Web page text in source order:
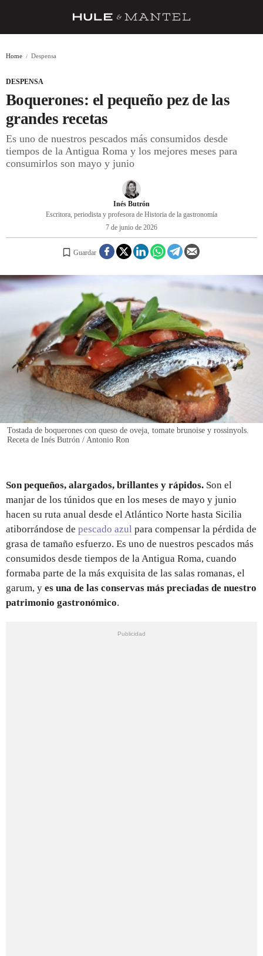
BARRAS Y ESTRELLAS
DÓNDE COMER
ÍDOLOS DE MESAS
REGISTRO
INICIAR SESIÓN
Home Despensa
DESPENSA
Boquerones: el pequeño pez de las
grandes recetas
Es uno de nuestros pescados más consumidos desde
tiempos de la Antigua Roma y los mejores meses para
consumirlos son mayo y junio
Inés Butrón
Escritora, periodista y profesora de Historia de la gastronomía
7 de junio de 2026
Guardar
Tostada de boquerones con queso de oveja, tomate brunoise y rossinyols.
Receta de Inés Butrón / Antonio Ron
Son pequeños, alargados, brillantes y rápidos. Son el
manjar de los túnidos que en los meses de mayo y junio
hacen su ruta anual desde el Atlántico Norte hasta Sicilia
atiborrándose de pescado azul para compensar la pérdida de
grasa de tamaño esfuerzo. Es uno de nuestros pescados más
consumidos desde tiempos de la Antigua Roma, cuando
formaba parte de la más exquisita de las salas romanas, el
garum, y es una de las conservas más preciadas de nuestro
patrimonio gastronómico.